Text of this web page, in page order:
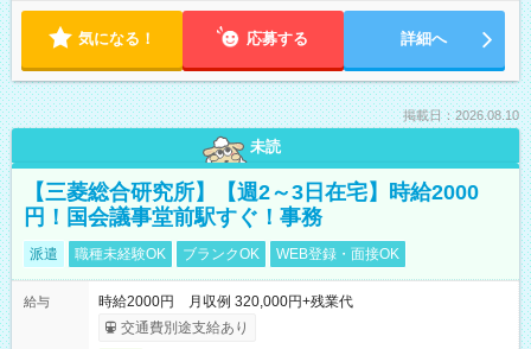
気になる！ 応募する 詳細へ
掲載日：2026.08.10
未読
【三菱総合研究所】【週2～3日在宅】時給2000
円！国会議事堂前駅すぐ！事務
派遣 職種未経験OK ブランクOK WEB登録・面接OK
給与
時給2000円 月収例 320,000円+残業代
交通費別途支給あり